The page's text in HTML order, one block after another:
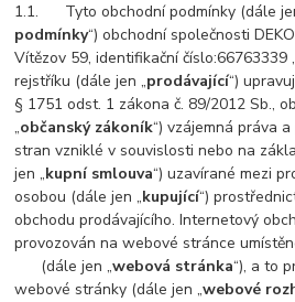
1.1. Tyto obchodní podmínky (dále
podmínky“) obchodní společnosti
Vítězov 59, identifikační číslo:66763339
rejstříku (dále jen „prodávající“)
§ 1751 odst. 1 zákona č. 89/2012 Sb.,
„občanský zákoník“) vzájemná práva
stran vzniklé v souvislosti nebo na
jen „kupní smlouva“) uzavírané mezi
osobou (dále jen „kupující“)
obchodu prodávajícího. Internetový
provozován na webové stránce
(dále jen „webová stránka“), a to
webové stránky (dále jen „webové